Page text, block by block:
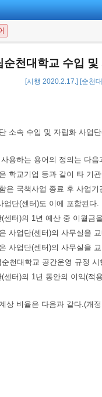
순천대학교 수입
[시행 2020.2.17.] [순천
소속 수입 및 자립화 사업
용하는 용어의 정의는 다
학교기업 등과 같이 타
은 국책사업 종료 후 사업
업단(센터)도 이에 포함된다.
(센터)의 1년 예산 중 이월금
사업단(센터)의 사무실을
사업단(센터)의 사무실을
순천대학교 공간운영 규정
(센터)의 1년 동안의 이익(
상 비율은 다음과 같다.(개